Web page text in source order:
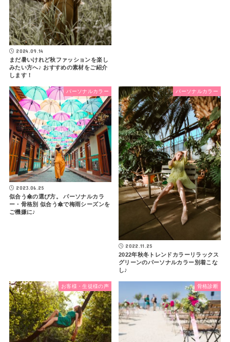
2024.09.14
まだ暑いけれど秋ファッションを楽し
みたい方へ♪ おすすめの素材をご紹介
します！
パーソナルカラー
2023.06.25
似合う傘の選び方。 パーソナルカラ
ー・骨格別 似合う傘で梅雨シーズンを
ご機嫌に♪
パーソナルカラー
2022.11.25
2022年秋冬トレンドカラーリラックス
グリーンのパーソナルカラー別着こな
し♪
お客様・生徒様の声 骨格診断